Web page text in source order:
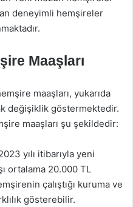
deneyimli hemşireler
Maaşları
maaşları, yukarıda
değişiklik göstermektedir.
maaşları şu şekildedir:
yılı itibarıyla yeni
ortalama 20.000 TL
çalıştığı kuruma ve
gösterebilir.